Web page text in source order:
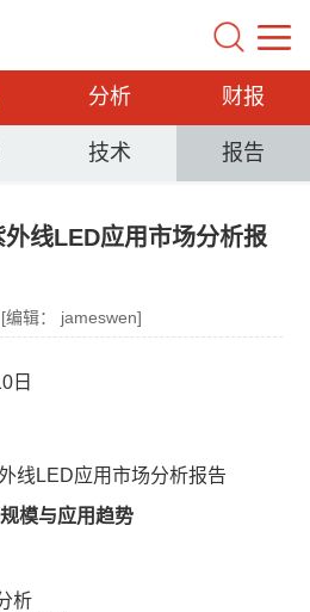
分析 财报
技术 报告
线LED应用市场分析报
[编辑： jameswen]
日
模与应用趋势
析